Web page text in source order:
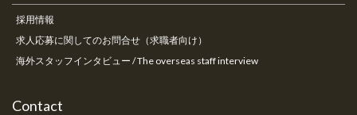
採用情報
求人応募に関してのお問合せ（求職者向け）
海外スタッフインタビュー / The overseas staff interview
Contact